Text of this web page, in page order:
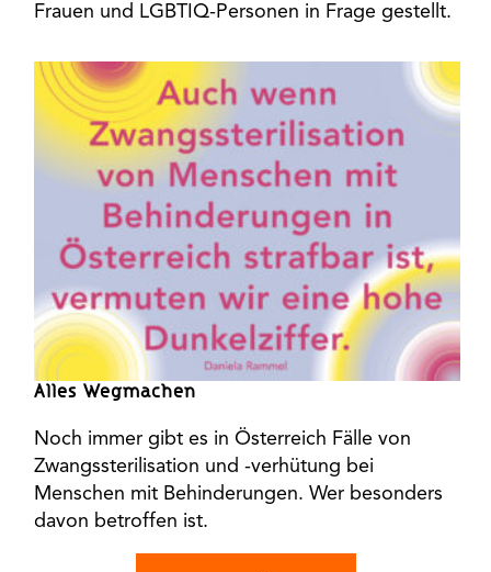
Frauen und LGBTIQ-Personen in Frage gestellt.
Alles Wegmachen
Noch immer gibt es in Österreich Fälle von
Zwangssterilisation und -verhütung bei
Menschen mit Behinderungen. Wer besonders
davon betroffen ist.